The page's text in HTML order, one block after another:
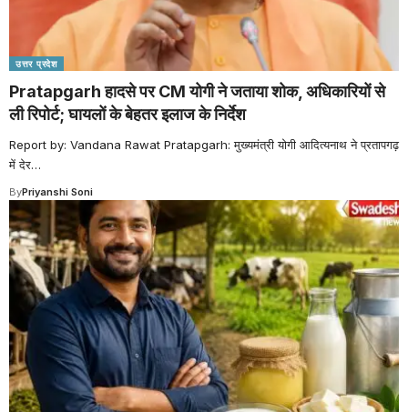
उत्तर प्रदेश
Pratapgarh हादसे पर CM योगी ने जताया शोक, अधिकारियों से
ली रिपोर्ट; घायलों के बेहतर इलाज के निर्देश
Report by: Vandana Rawat Pratapgarh: मुख्यमंत्री योगी आदित्यनाथ ने प्रतापगढ़
में देर…
ByPriyanshi Soni